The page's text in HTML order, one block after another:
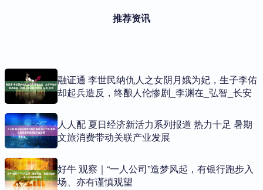
推荐资讯
融证通 李世民纳仇人之女阴月娥为妃，生子李佑
却起兵造反，终酿人伦惨剧_李渊在_弘智_长安
人人配 夏日经济新活力系列报道 热力十足 暑期
文旅消费带动关联产业发展
好牛 观察｜“一人公司”造梦风起，有银行跑步入
场、亦有谨慎观望